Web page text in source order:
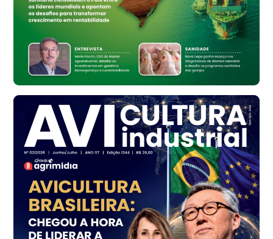
cx
Ovo Vermelho - Regional
Bastos (SP)
R$ 148,56
cx
R$ 7,16
kg
Frango - Indicador
SP
R$ 7,18
kg
Trigo Atacado - Regional
PR